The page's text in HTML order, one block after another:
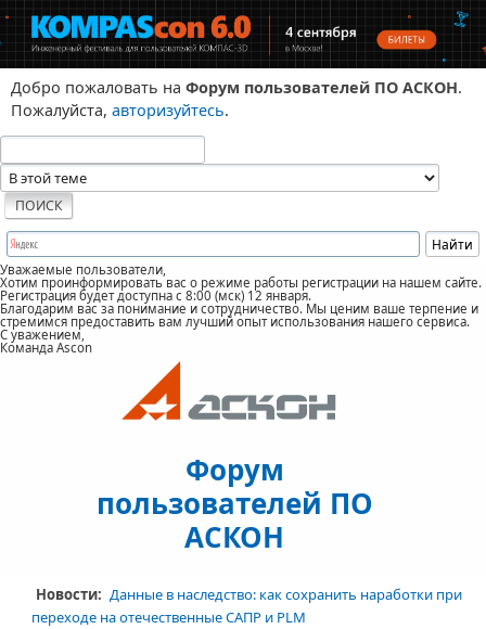
Добро пожаловать на Форум пользователей ПО АСКОН.
Пожалуйста, авторизуйтесь.
Уважаемые пользователи,
Хотим проинформировать вас о режиме работы регистрации на нашем сайте.
Регистрация будет доступна с 8:00 (мск) 12 января.
Благодарим вас за понимание и сотрудничество. Мы ценим ваше терпение и
стремимся предоставить вам лучший опыт использования нашего сервиса.
С уважением,
Команда Ascon
Форум
пользователей ПО
АСКОН
Новости: Данные в наследство: как сохранить наработки при
переходе на отечественные САПР и PLM